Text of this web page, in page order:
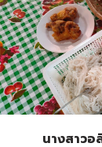
นางสาว